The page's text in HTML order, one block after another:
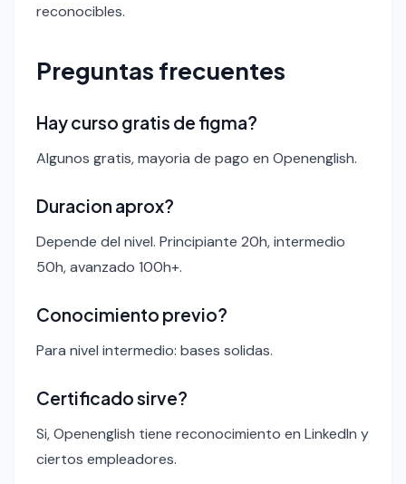
reconocibles.
Preguntas frecuentes
Hay curso gratis de figma?
Algunos gratis, mayoria de pago en Openenglish.
Duracion aprox?
Depende del nivel. Principiante 20h, intermedio
50h, avanzado 100h+.
Conocimiento previo?
Para nivel intermedio: bases solidas.
Certificado sirve?
Si, Openenglish tiene reconocimiento en LinkedIn y
ciertos empleadores.